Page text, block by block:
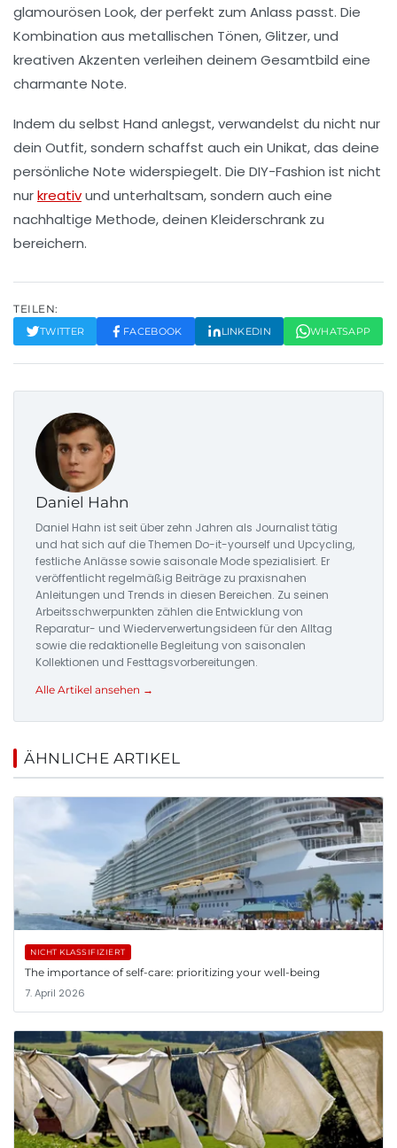
glamourösen Look, der perfekt zum Anlass passt. Die
Kombination aus metallischen Tönen,Glitzer, und
kreativen Akzenten verleihen deinem Gesamtbild eine
charmante Note.
Indem du selbst Hand anlegst, verwandelst du nicht nur
dein Outfit, sondern schaffst auch ein Unikat, das deine
persönliche Note widerspiegelt. Die DIY-Fashion ist nicht
nurkreativund unterhaltsam, sondern auch eine
nachhaltige Methode, deinen Kleiderschrank zu
bereichern.
TEILEN:
TWITTER FACEBOOK LINKEDIN WHATSAPP
Daniel Hahn
Daniel Hahn ist seit über zehn Jahren als Journalist tätig
und hat sich auf die Themen Do-it-yourself und Upcycling,
festliche Anlässe sowie saisonale Mode spezialisiert. Er
veröffentlicht regelmäßig Beiträge zu praxisnahen
Anleitungen und Trends in diesen Bereichen. Zu seinen
Arbeitsschwerpunkten zählen die Entwicklung von
Reparatur- und Wiederverwertungsideen für den Alltag
sowie die redaktionelle Begleitung von saisonalen
Kollektionen und Festtagsvorbereitungen.
Alle Artikel ansehen →
ÄHNLICHE ARTIKEL
NICHT KLASSIFIZIERT
The importance of self-care: prioritizing your well-being
7. April 2026